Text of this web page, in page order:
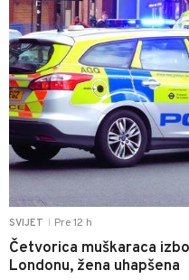
SVIJET Pre 12 h
Četvorica muškaraca
Londonu, žena uhapšena